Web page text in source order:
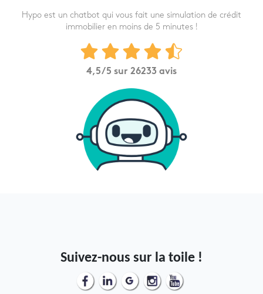
Hypo est un chatbot qui vous fait une simulation de crédit
immobilier en moins de 5 minutes !
4,5/5 sur 26233 avis
Suivez-nous sur la toile !